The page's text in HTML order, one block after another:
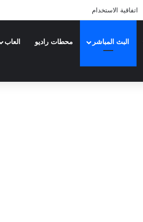
اتفاقية الاستخدام
البث المباشر محطات راديو العاب